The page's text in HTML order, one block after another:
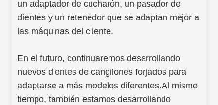
un adaptador de cucharón, un pasador de
dientes y un retenedor que se adaptan mejor a
las máquinas del cliente.
En el futuro, continuaremos desarrollando
nuevos dientes de cangilones forjados para
adaptarse a más modelos diferentes.Al mismo
tiempo, también estamos desarrollando